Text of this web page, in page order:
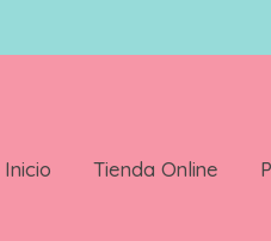
Inicio Tienda Online